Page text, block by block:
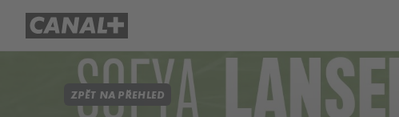
ZPĚT NA PŘEHLED